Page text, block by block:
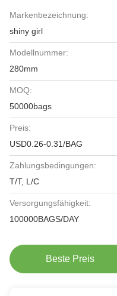
Markenbezeichnung:
shiny girl
Modellnummer:
280mm
MOQ:
50000bags
Preis:
USD0.26-0.31/BAG
Zahlungsbedingungen:
T/T, L/C
Versorgungsfähigkeit:
100000BAGS/DAY
Beste Preis